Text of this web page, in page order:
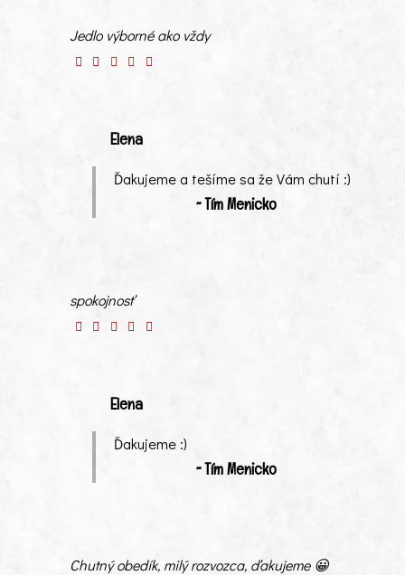
Jedlo výborné ako vždy
Elena
Ďakujeme a tešíme sa že Vám chutí :)
~ Tím Menicko
spokojnosť
Elena
Ďakujeme :)
~ Tím Menicko
Chutný obedík, milý rozvozca, ďakujeme 😀